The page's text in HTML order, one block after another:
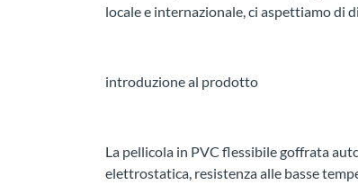
locale e internazionale, ci aspettiamo
introduzione al prodotto
La pellicola in PVC flessibile goffrata
elettrostatica, resistenza alle basse